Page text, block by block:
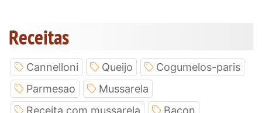
Receitas
Cannelloni Queijo
Cogumelos-paris
Parmesao
Mussarela